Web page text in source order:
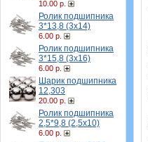
10.00 р.
Ролик подшипника
3*13,8 (3х14)
6.00 р.
Ролик подшипника
3*15,8 (3х16)
6.00 р.
Шарик подшипника
12,303
20.00 р.
Ролик подшипника
2,5*9,8 (2,5х10)
6.00 р.